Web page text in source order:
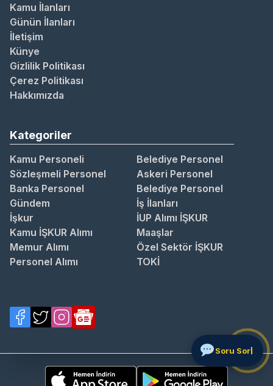
Kamu İlanları
Günün İlanları
İletişim
Künye
Gizlilik Politikası
Çerez Politikası
Hakkımızda
Kategoriler
Kamu Personeli
Belediye Personel
Sözleşmeli Personel
Askeri Personel
Banka Personel
Belediye Personel
Gündem
İş İlanları
İşkur
İUP Alımı İŞKUR
Kamu İŞKUR Alımı
Maaşlar
Memur Alımı
Özel Sektör İŞKUR
Personel Alımı
TOKİ